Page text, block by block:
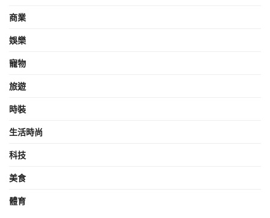
商業
娛樂
寵物
旅遊
時裝
生活時尚
科技
美食
體育